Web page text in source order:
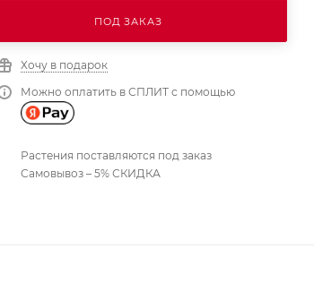
ПОД ЗАКАЗ
Хочу в подарок
Можно оплатить в СПЛИТ с помощью
Растения поставляются под заказ
Самовывоз – 5% СКИДКА